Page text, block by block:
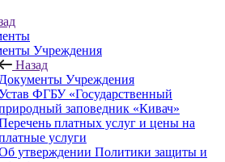
Учреждения
Назад
Документы Учреждения
ФГБУ «Государственный
заповедник «Кивач»
платных услуг и цены на
услуги
утверждении Политики защиты и